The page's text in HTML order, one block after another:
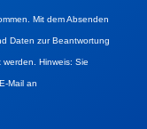
Mit dem Absenden
Daten zur Beantwortung
Hinweis: Sie
Mail an